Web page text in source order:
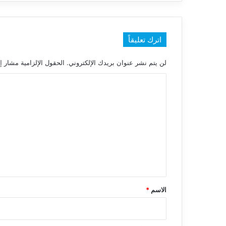
اترك تعليقاً
لن يتم نشر عنوان بريدك الإلكتروني. الحقول الإلزامية مشار
*
الاسم *